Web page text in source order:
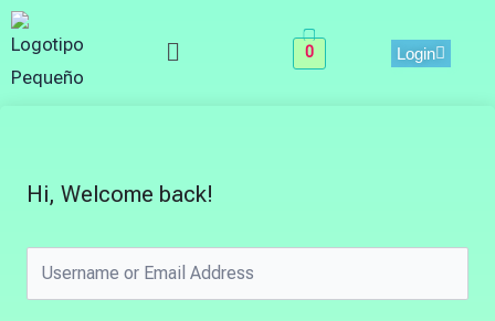
Skip
to
content
Menu 0 Login
Hi, Welcome back!